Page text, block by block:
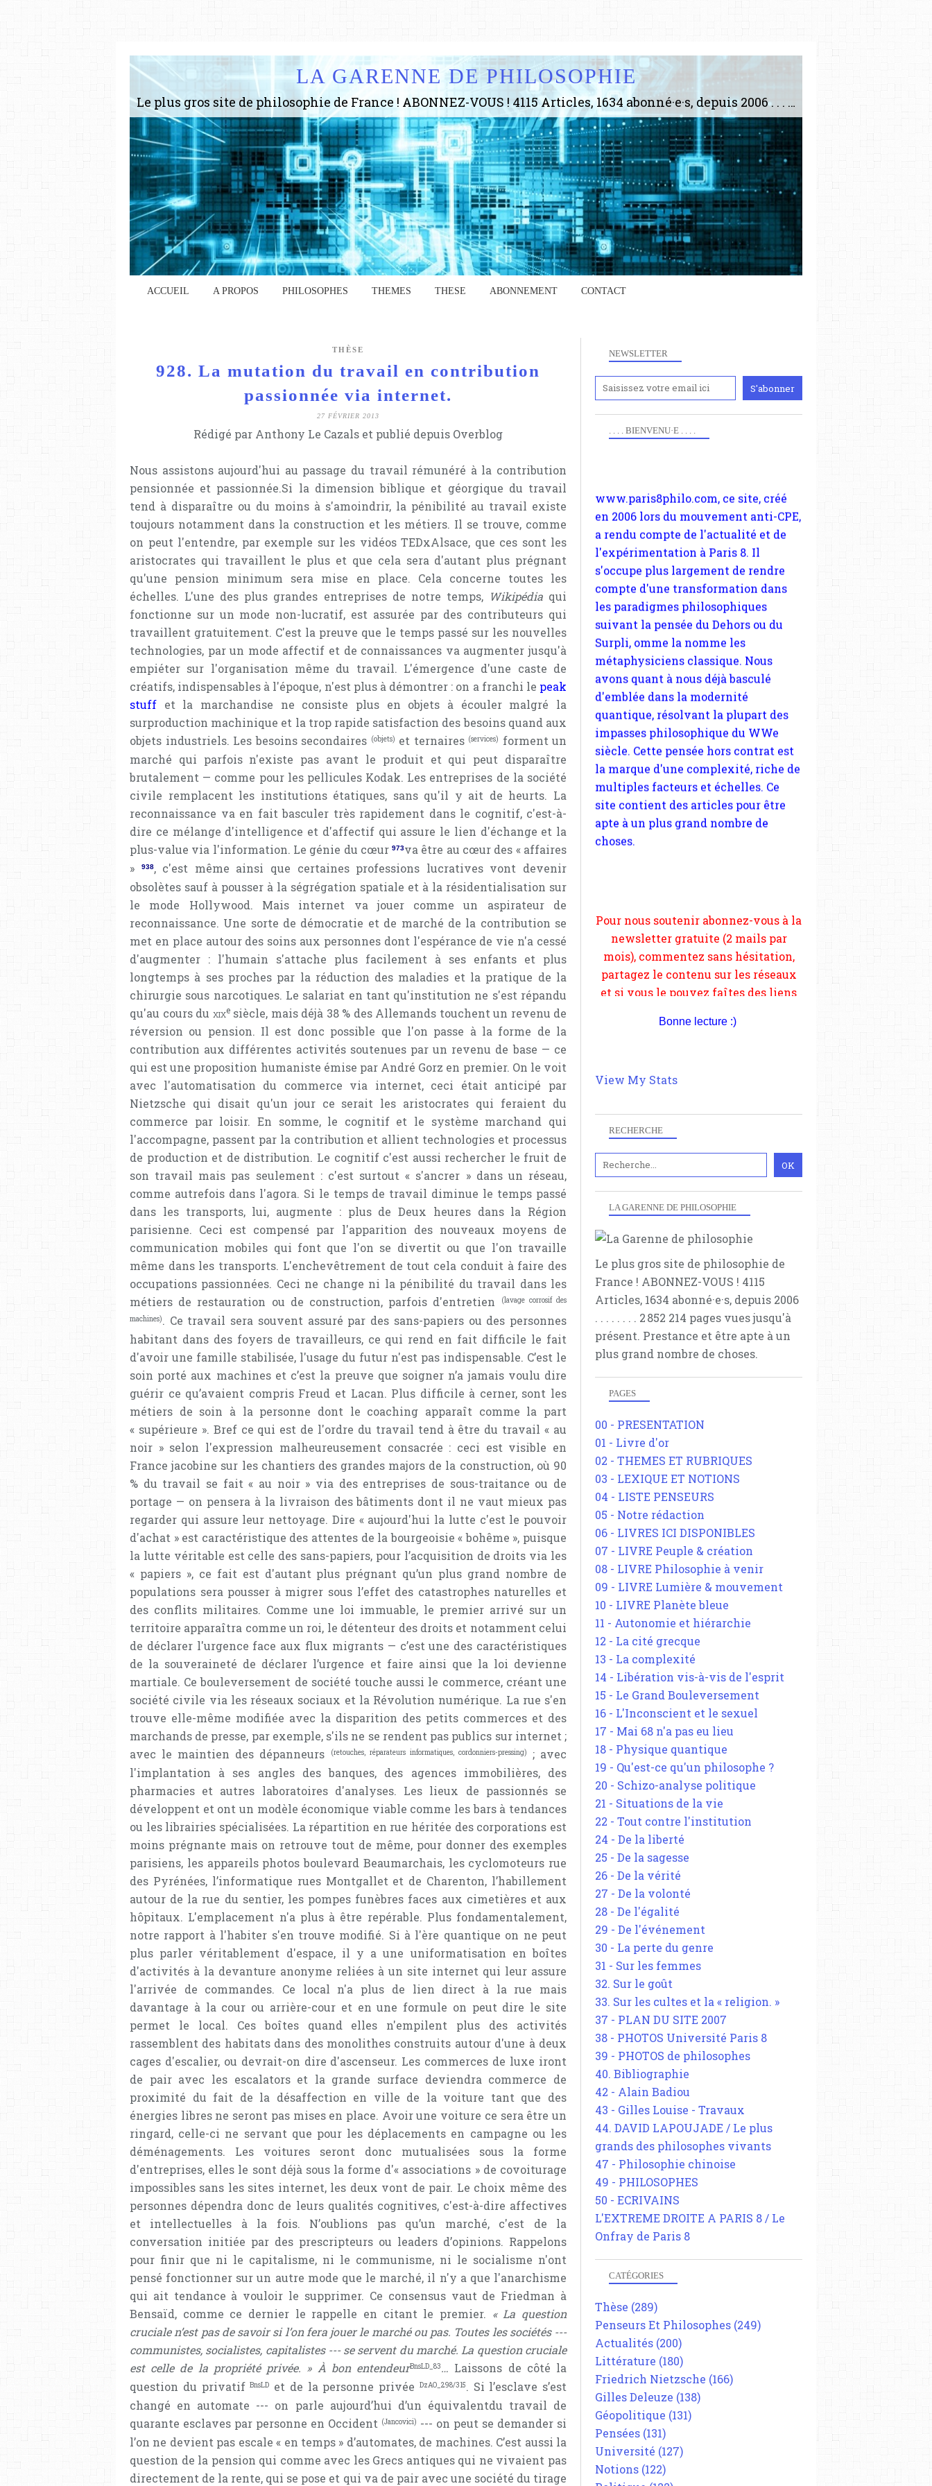
LA GARENNE DE PHILOSOPHIE
Le plus gros site de philosophie de France ! ABONNEZ-VOUS ! 4115 Articles, 1634 abonné·e·s, depuis 2006 . . . . . . . . 2 852 214 pages vues jusqu'à présent. Prestance et être apte à un plus grand nombre de choses.
ACCUEIL A PROPOS PHILOSOPHES THEMES THESE ABONNEMENT CONTACT
THÈSE
928. La mutation du travail en contribution
passionnée via internet.
27 FÉVRIER 2013
Rédigé par Anthony Le Cazals et publié depuis Overblog
Nous assistons aujourd'hui au passage du travail rémunéré à la contribution
pensionnée et passionnée.Si la dimension biblique et géorgique du travail
tend à disparaître ou du moins à s'amoindrir, la pénibilité au travail existe
toujours notamment dans la construction et les métiers. Il se trouve, comme
on peut l'entendre, par exemple sur les vidéos TEDxAlsace, que ces sont les
aristocrates qui travaillent le plus et que cela sera d'autant plus prégnant
qu'une pension minimum sera mise en place. Cela concerne toutes les
échelles. L'une des plus grandes entreprises de notre temps, Wikipédiaqui
fonctionne sur un mode non-lucratif, est assurée par des contributeurs qui
travaillent gratuitement. C'est la preuve que le temps passé sur les nouvelles
technologies, par un mode affectif et de connaissances va augmenter jusqu'à
empiéter sur l'organisation même du travail. L'émergence d'une caste de
créatifs, indispensables à l'époque, n'est plus à démontrer : on a franchi le peak
stuff et la marchandise ne consiste plus en objets à écouler malgré la
surproduction machinique et la trop rapide satisfaction des besoins quand aux
objets industriels. Les besoins secondaires (objets) et ternaires (services)
forment un
marché qui parfois n'existe pas avant le produit et qui peut disparaître
brutalement — comme pour les pellicules Kodak. Les entreprises de la société
civile remplacent les institutions étatiques, sans qu'il y ait de heurts. La
reconnaissance va en fait basculer très rapidement dans le cognitif, c'est-à-
dire ce mélange d'intelligence et d'affectif qui assure le lien d'échange et la
plus-value via l'information. Le génie du cœur973va être au cœur des « affaires
»
938, c'est même ainsi que certaines professions lucratives vont devenir
obsolètes sauf à pousser à la ségrégation spatiale et à la résidentialisation sur
le mode Hollywood. Mais internet va jouer comme un aspirateur de
reconnaissance. Une sorte de démocratie et de marché de la contribution se
met en place autour des soins aux personnes dont l'espérance de vie n'a cessé
d'augmenter : l'humain s'attache plus facilement à ses enfants et plus
longtemps à ses proches par la réduction des maladies et la pratique de la
chirurgie sous narcotiques. Le salariat en tant qu'institution ne s'est répandu
qu'au cours du xixesiècle, mais déjà 38 % des Allemands touchent un revenu de
réversion ou pension. Il est donc possible que l'on passe à la forme de la
contribution aux différentes activités soutenues par un revenu de base — ce
qui est une proposition humaniste émise par André Gorz en premier. On le voit
avec l'automatisation du commerce via internet, ceci était anticipé par
Nietzsche qui disait qu'un jour ce serait les aristocrates qui feraient du
commerce par loisir. En somme, le cognitif et le système marchand qui
l'accompagne, passent par la contribution et allient technologies et processus
de production et de distribution. Le cognitif c'est aussi rechercher le fruit de
son travail mais pas seulement : c'est surtout « s'ancrer » dans un réseau,
comme autrefois dans l'agora. Si le temps de travail diminue le temps passé
dans les transports, lui, augmente : plus de Deux heures dans la Région
parisienne. Ceci est compensé par l'apparition des nouveaux moyens de
communication mobiles qui font que l'on se divertit ou que l'on travaille
même dans les transports. L'enchevêtrement de tout cela conduit à faire des
occupations passionnées. Ceci ne change ni la pénibilité du travail dans les
métiers de restauration ou de construction, parfois d'entretien
(lavage corrosif des
machines). Ce travail sera souvent assuré par des sans-papiers ou des personnes
habitant dans des foyers de travailleurs, ce qui rend en fait difficile le fait
d'avoir une famille stabilisée, l'usage du futur n'est pas indispensable. C’est le
soin porté aux machines et c’est la preuve que soigner n’a jamais voulu dire
guérir ce qu’avaient compris Freud et Lacan. Plus difficile à cerner, sont les
métiers de soin à la personne dont le coaching apparaît comme la part
« supérieure ». Bref ce qui est de l'ordre du travail tend à être du travail « au
noir » selon l'expression malheureusement consacrée : ceci est visible en
France jacobine sur les chantiers des grandes majors de la construction, où 90
% du travail se fait « au noir » via des entreprises de sous-traitance ou de
portage — on pensera à la livraison des bâtiments dont il ne vaut mieux pas
regarder qui assure leur nettoyage. Dire « aujourd'hui la lutte c'est le pouvoir
d'achat » est caractéristique des attentes de la bourgeoisie « bohême », puisque
la lutte véritable est celle des sans-papiers, pour l’acquisition de droits via les
« papiers », ce fait est d'autant plus prégnant qu’un plus grand nombre de
populations sera pousser à migrer sous l’effet des catastrophes naturelles et
des conflits militaires. Comme une loi immuable, le premier arrivé sur un
territoire apparaîtra comme un roi, le détenteur des droits et notamment celui
de déclarer l'urgence face aux flux migrants — c’est une des caractéristiques
de la souveraineté de déclarer l’urgence et faire ainsi que la loi devienne
martiale. Ce bouleversement de société touche aussi le commerce, créant une
société civile via les réseaux sociaux et la Révolution numérique. La rue s'en
trouve elle-même modifiée avec la disparition des petits commerces et des
marchands de presse, par exemple, s'ils ne se rendent pas publics sur internet ;
avec le maintien des dépanneurs
(retouches, réparateurs informatiques, cordonniers-pressing)
; avec
l'implantation à ses angles des banques, des agences immobilières, des
pharmacies et autres laboratoires d'analyses. Les lieux de passionnés se
développent et ont un modèle économique viable comme les bars à tendances
ou les librairies spécialisées. La répartition en rue héritée des corporations est
moins prégnante mais on retrouve tout de même, pour donner des exemples
parisiens, les appareils photos boulevard Beaumarchais, les cyclomoteurs rue
des Pyrénées, l’informatique rues Montgallet et de Charenton, l’habillement
autour de la rue du sentier, les pompes funèbres faces aux cimetières et aux
hôpitaux. L'emplacement n'a plus à être repérable. Plus fondamentalement,
notre rapport à l'habiter s'en trouve modifié. Si à l'ère quantique on ne peut
plus parler véritablement d'espace, il y a une uniformatisation en boîtes
d'activités à la devanture anonyme reliées à un site internet qui leur assure
l'arrivée de commandes. Ce local n'a plus de lien direct à la rue mais
davantage à la cour ou arrière-cour et en une formule on peut dire le site
permet le local. Ces boîtes quand elles n'empilent plus des activités
rassemblent des habitats dans des monolithes construits autour d'une à deux
cages d'escalier, ou devrait-on dire d'ascenseur. Les commerces de luxe iront
de pair avec les escalators et la grande surface deviendra commerce de
proximité du fait de la désaffection en ville de la voiture tant que des
énergies libres ne seront pas mises en place. Avoir une voiture ce sera être un
ringard, celle-ci ne servant que pour les déplacements en campagne ou les
déménagements. Les voitures seront donc mutualisées sous la forme
d'entreprises, elles le sont déjà sous la forme d'« associations » de covoiturage
impossibles sans les sites internet, les deux vont de pair. Le choix même des
personnes dépendra donc de leurs qualités cognitives, c'est-à-dire affectives
et intellectuelles à la fois. N’oublions pas qu’un marché, c'est de la
conversation initiée par des prescripteurs ou leaders d’opinions. Rappelons
pour finir que ni le capitalisme, ni le communisme, ni le socialisme n'ont
pensé fonctionner sur un autre mode que le marché, il n'y a que l'anarchisme
qui ait tendance à vouloir le supprimer. Ce consensus vaut de Friedman à
Bensaïd, comme ce dernier le rappelle en citant le premier. « La question
cruciale n’est pas de savoir si l’on fera jouer le marché ou pas. Toutes les sociétés ---
communistes, socialistes, capitalistes --- se servent du marché. La question cruciale
est celle de la propriété privée. » À bon entendeurBnsLD_83… Laissons de côté la
question du privatifBnsLD et de la personne privée DzAO_298/315. Si l’esclave s’est
changé en automate --- on parle aujourd’hui d’un équivalentdu travail de
quarante esclaves par personne en Occident (Jancovici) --- on peut se demander si
l’on ne devient pas escale « en temps » d’automates, de machines. C’est aussi la
question de la pension qui comme avec les Grecs antiques qui ne vivaient pas
directement de la rente, qui se pose et qui va de pair avec une société du tirage
NEWSLETTER
RECHERCHE
LA GARENNE DE PHILOSOPHIE
Le plus gros site de philosophie de
France ! ABONNEZ-VOUS ! 4115
Articles, 1634 abonné·e·s, depuis 2006
. . . . . . . . 2 852 214 pages vues jusqu'à
présent. Prestance et être apte à un
plus grand nombre de choses.
PAGES
00 - PRESENTATION
01 - Livre d'or
02 - THEMES ET RUBRIQUES
03 - LEXIQUE ET NOTIONS
04 - LISTE PENSEURS
05 - Notre rédaction
06 - LIVRES ICI DISPONIBLES
07 - LIVRE Peuple & création
08 - LIVRE Philosophie à venir
09 - LIVRE Lumière & mouvement
10 - LIVRE Planète bleue
11 - Autonomie et hiérarchie
12 - La cité grecque
13 - La complexité
14 - Libération vis-à-vis de l'esprit
15 - Le Grand Bouleversement
16 - L'Inconscient et le sexuel
17 - Mai 68 n'a pas eu lieu
18 - Physique quantique
19 - Qu'est-ce qu'un philosophe ?
20 - Schizo-analyse politique
21 - Situations de la vie
22 - Tout contre l'institution
24 - De la liberté
25 - De la sagesse
26 - De la vérité
27 - De la volonté
28 - De l'égalité
29 - De l'événement
30 - La perte du genre
31 - Sur les femmes
32. Sur le goût
33. Sur les cultes et la « religion. »
37 - PLAN DU SITE 2007
38 - PHOTOS Université Paris 8
39 - PHOTOS de philosophes
40. Bibliographie
42 - Alain Badiou
43 - Gilles Louise - Travaux
44. DAVID LAPOUJADE / Le plus
grands des philosophes vivants
47 - Philosophie chinoise
49 - PHILOSOPHES
50 - ECRIVAINS
L'EXTREME DROITE A PARIS 8 / Le
Onfray de Paris 8
CATÉGORIES
Thèse (289)
Penseurs Et Philosophes (249)
Actualités (200)
Littérature (180)
Friedrich Nietzsche (166)
Gilles Deleuze (138)
Géopolitique (131)
Pensées (131)
Université (127)
Notions (122)
. . . . BIENVENU·E . . . .
Anciennement
www.paris8philo.com, ce site, créé
en 2006 lors du mouvement anti-CPE,
s'occupe plus largement de rendre
compte d'une transformation dans
les paradigmes philosophiques
suivant la pensée du Dehors ou du
Surpli, omme la nomme les
métaphysiciens classique. Nous
avons quant à nous déjà basculé
d'emblée dans la modernité
quantique, résolvant la plupart des
impasses philosophique du WWe
siècle. Cette pensée hors contrat est
la marque d'une complexité, riche de
multiples facteurs et échelles. Ce
site contient des articles pour être
apte à un plus grand nombre de
choses.
et si vous le pouvez faîtes des liens
depuis votre site.
Bonne lecture :)
View My Stats